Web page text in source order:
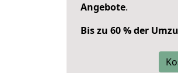
Angebote.
Bis zu 60 % der